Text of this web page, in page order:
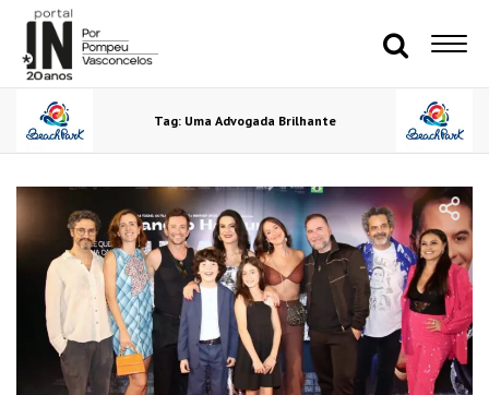
Tag: Uma Advogada Brilhante